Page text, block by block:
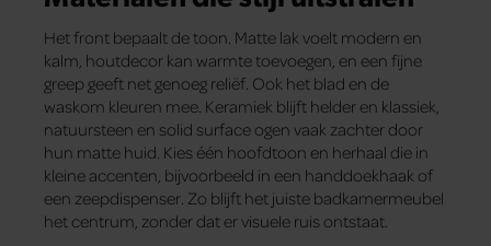
Het front bepaalt de toon. Matte lak voelt modern en
kalm, houtdecor kan warmte toevoegen, en een fijne
greep geeft net genoeg reliëf. Ook het blad en de
waskom kleuren mee. Keramiek blijft helder en klassiek,
natuursteen en solid surface ogen vaak zachter door
hun matte huid. Kies één hoofdtoon en herhaal die in
kleine accenten, bijvoorbeeld in een handdoekhaak of
een zeepdispenser. Zo blijft het juiste badkamermeubel
het centrum, zonder dat er visuele ruis ontstaat.